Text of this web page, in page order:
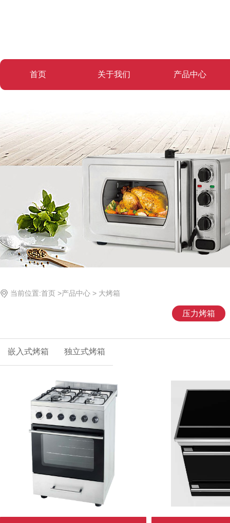
首页 关于我们 产品中心
当前位置:首页 >产品中心 > 大烤箱
压力烤箱
嵌入式烤箱 独立式烤箱